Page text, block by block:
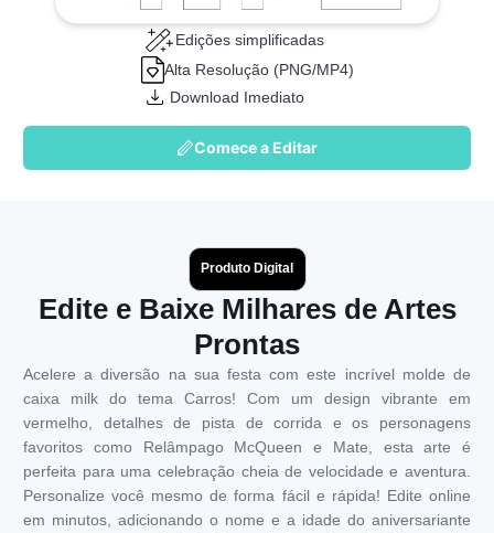
Edições simplificadas
Alta Resolução (PNG/MP4)
Download Imediato
Comece a Editar
Produto Digital
Edite e Baixe Milhares de Artes
Prontas
Acelere a diversão na sua festa com este incrível molde de
caixa milk do tema Carros! Com um design vibrante em
vermelho, detalhes de pista de corrida e os personagens
favoritos como Relâmpago McQueen e Mate, esta arte é
perfeita para uma celebração cheia de velocidade e aventura.
Personalize você mesmo de forma fácil e rápida! Edite online
em minutos, adicionando o nome e a idade do aniversariante